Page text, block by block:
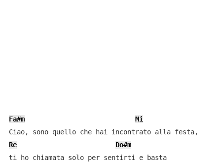
Fa#m
Mi
Re
Do#m
ti ho chiamata solo per sentirti e basta